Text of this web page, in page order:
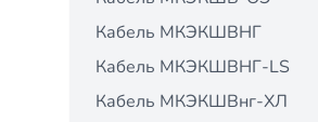
Кабель МКЭКШВНГ
Кабель МКЭКШВНГ-LS
Кабель МКЭКШВнг-ХЛ